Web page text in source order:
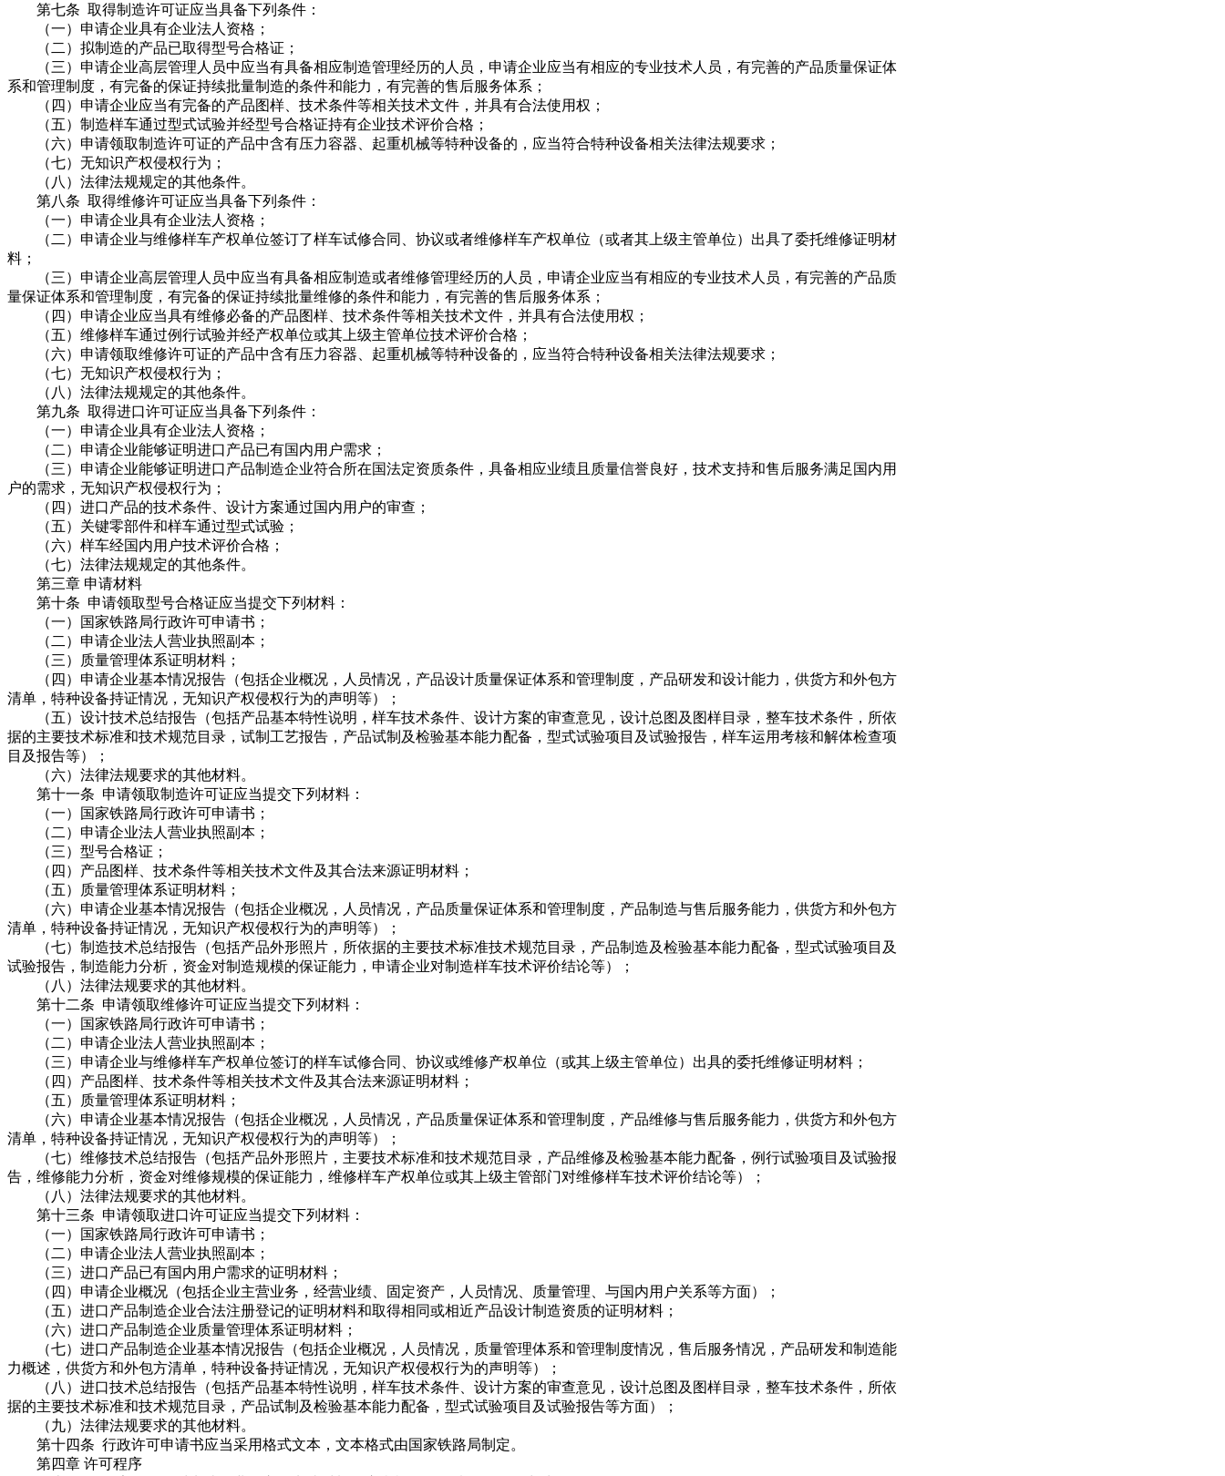
第七条 取得制造许可证应当具备下列条件：
（一）申请企业具有企业法人资格；
（二）拟制造的产品已取得型号合格证；
（三）申请企业高层管理人员中应当有具备相应制造管理经历的人员，申请企业应当有相应的专业技术人员，有完善的产品质量保证体
系和管理制度，有完备的保证持续批量制造的条件和能力，有完善的售后服务体系；
（四）申请企业应当有完备的产品图样、技术条件等相关技术文件，并具有合法使用权；
（五）制造样车通过型式试验并经型号合格证持有企业技术评价合格；
（六）申请领取制造许可证的产品中含有压力容器、起重机械等特种设备的，应当符合特种设备相关法律法规要求；
（七）无知识产权侵权行为；
（八）法律法规规定的其他条件。
第八条 取得维修许可证应当具备下列条件：
（一）申请企业具有企业法人资格；
（二）申请企业与维修样车产权单位签订了样车试修合同、协议或者维修样车产权单位（或者其上级主管单位）出具了委托维修证明材
料；
（三）申请企业高层管理人员中应当有具备相应制造或者维修管理经历的人员，申请企业应当有相应的专业技术人员，有完善的产品质
量保证体系和管理制度，有完备的保证持续批量维修的条件和能力，有完善的售后服务体系；
（四）申请企业应当具有维修必备的产品图样、技术条件等相关技术文件，并具有合法使用权；
（五）维修样车通过例行试验并经产权单位或其上级主管单位技术评价合格；
（六）申请领取维修许可证的产品中含有压力容器、起重机械等特种设备的，应当符合特种设备相关法律法规要求；
（七）无知识产权侵权行为；
（八）法律法规规定的其他条件。
第九条 取得进口许可证应当具备下列条件：
（一）申请企业具有企业法人资格；
（二）申请企业能够证明进口产品已有国内用户需求；
（三）申请企业能够证明进口产品制造企业符合所在国法定资质条件，具备相应业绩且质量信誉良好，技术支持和售后服务满足国内用
户的需求，无知识产权侵权行为；
（四）进口产品的技术条件、设计方案通过国内用户的审查；
（五）关键零部件和样车通过型式试验；
（六）样车经国内用户技术评价合格；
（七）法律法规规定的其他条件。
第三章 申请材料
第十条 申请领取型号合格证应当提交下列材料：
（一）国家铁路局行政许可申请书；
（二）申请企业法人营业执照副本；
（三）质量管理体系证明材料；
（四）申请企业基本情况报告（包括企业概况，人员情况，产品设计质量保证体系和管理制度，产品研发和设计能力，供货方和外包方
清单，特种设备持证情况，无知识产权侵权行为的声明等）；
（五）设计技术总结报告（包括产品基本特性说明，样车技术条件、设计方案的审查意见，设计总图及图样目录，整车技术条件，所依
据的主要技术标准和技术规范目录，试制工艺报告，产品试制及检验基本能力配备，型式试验项目及试验报告，样车运用考核和解体检查项
目及报告等）；
（六）法律法规要求的其他材料。
第十一条 申请领取制造许可证应当提交下列材料：
（一）国家铁路局行政许可申请书；
（二）申请企业法人营业执照副本；
（三）型号合格证；
（四）产品图样、技术条件等相关技术文件及其合法来源证明材料；
（五）质量管理体系证明材料；
（六）申请企业基本情况报告（包括企业概况，人员情况，产品质量保证体系和管理制度，产品制造与售后服务能力，供货方和外包方
清单，特种设备持证情况，无知识产权侵权行为的声明等）；
（七）制造技术总结报告（包括产品外形照片，所依据的主要技术标准技术规范目录，产品制造及检验基本能力配备，型式试验项目及
试验报告，制造能力分析，资金对制造规模的保证能力，申请企业对制造样车技术评价结论等）；
（八）法律法规要求的其他材料。
第十二条 申请领取维修许可证应当提交下列材料：
（一）国家铁路局行政许可申请书；
（二）申请企业法人营业执照副本；
（三）申请企业与维修样车产权单位签订的样车试修合同、协议或维修产权单位（或其上级主管单位）出具的委托维修证明材料；
（四）产品图样、技术条件等相关技术文件及其合法来源证明材料；
（五）质量管理体系证明材料；
（六）申请企业基本情况报告（包括企业概况，人员情况，产品质量保证体系和管理制度，产品维修与售后服务能力，供货方和外包方
清单，特种设备持证情况，无知识产权侵权行为的声明等）；
（七）维修技术总结报告（包括产品外形照片，主要技术标准和技术规范目录，产品维修及检验基本能力配备，例行试验项目及试验报
告，维修能力分析，资金对维修规模的保证能力，维修样车产权单位或其上级主管部门对维修样车技术评价结论等）；
（八）法律法规要求的其他材料。
第十三条 申请领取进口许可证应当提交下列材料：
（一）国家铁路局行政许可申请书；
（二）申请企业法人营业执照副本；
（三）进口产品已有国内用户需求的证明材料；
（四）申请企业概况（包括企业主营业务，经营业绩、固定资产，人员情况、质量管理、与国内用户关系等方面）；
（五）进口产品制造企业合法注册登记的证明材料和取得相同或相近产品设计制造资质的证明材料；
（六）进口产品制造企业质量管理体系证明材料；
（七）进口产品制造企业基本情况报告（包括企业概况，人员情况，质量管理体系和管理制度情况，售后服务情况，产品研发和制造能
力概述，供货方和外包方清单，特种设备持证情况，无知识产权侵权行为的声明等）；
（八）进口技术总结报告（包括产品基本特性说明，样车技术条件、设计方案的审查意见，设计总图及图样目录，整车技术条件，所依
据的主要技术标准和技术规范目录，产品试制及检验基本能力配备，型式试验项目及试验报告等方面）；
（九）法律法规要求的其他材料。
第十四条 行政许可申请书应当采用格式文本，文本格式由国家铁路局制定。
第四章 许可程序